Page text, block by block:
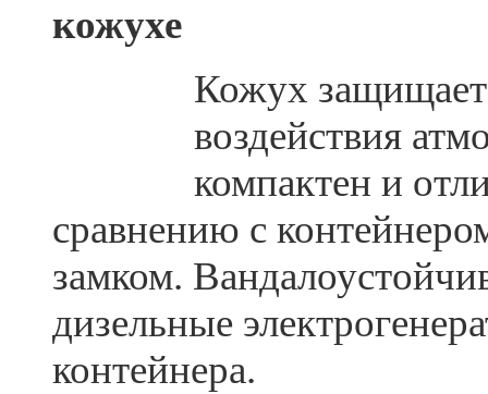
кожухе
Кожух защищает
воздействия
компактен и
сравнению с
замком.
дизельные
контейнера.